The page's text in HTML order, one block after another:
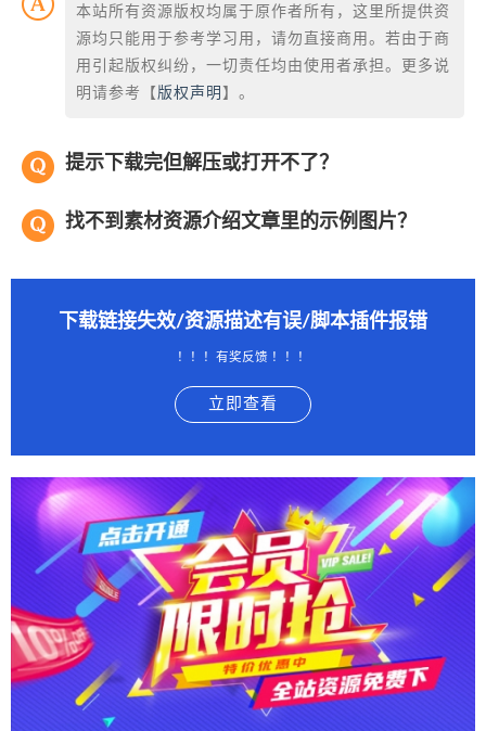
本站所有资源版权均属于原作者所有，这里所提供资
源均只能用于参考学习用，请勿直接商用。若由于商
用引起版权纠纷，一切责任均由使用者承担。更多说
明请参考【 版权声明 】。
提示下载完但解压或打开不了？
找不到素材资源介绍文章里的示例图片？
下载链接失效/资源描述有误/脚本插件报错
！！！有奖反馈 ！！！
立即查看